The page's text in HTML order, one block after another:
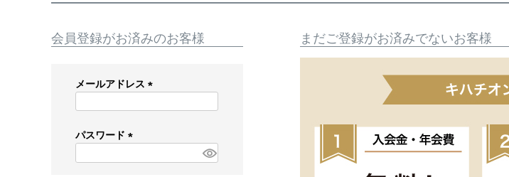
会員登録がお済みのお客様
メールアドレス
)
パスワード
まだご登録がお済みでないお客様